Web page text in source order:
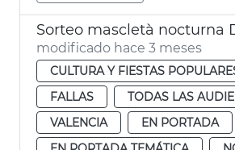
modificado hace 3 meses
CULTURA Y FIESTAS
FALLAS
TODAS LAS
VALENCIA
EN PORTADA